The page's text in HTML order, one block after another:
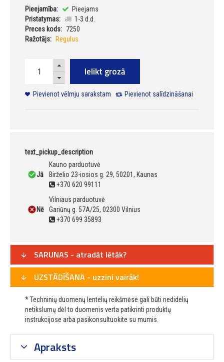
Pieejamība:
Pieejams
Pristatymas:
1-3 d.d.
Preces kods: 7250
Ražotājs:
Regulus
Ielikt grozā
Pievienot vēlmju sarakstam Pievienot salīdzināšanai
text_pickup_description
Jā
Kauno parduotuvė
Birželio 23-iosios g. 29, 50201, Kaunas
+370 620 99111
Nē
Vilniaus parduotuvė
Gariūnų g. 57A/25, 02300 Vilnius
+370 699 35893
SARUNAS - atradāt lētāk?
UZSTĀDĪŠANA - uzzini vairāk!
* Techninių duomenų lentelių reikšmėse gali būti nedidelių
netikslumų dėl to duomenis verta patikrinti produktų
instrukcijose arba pasikonsultuokite su mumis.
Apraksts